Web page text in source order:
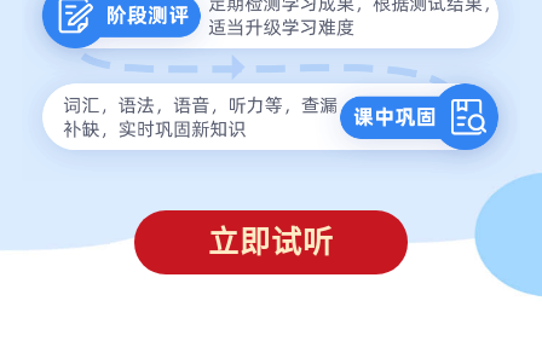
立即试听